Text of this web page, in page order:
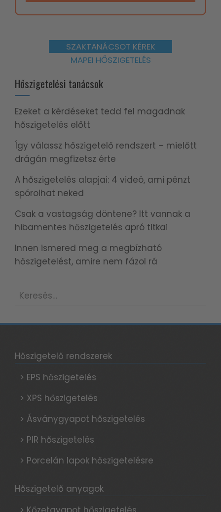
SZAKTANÁCSOT KÉREK
MAPEI HŐSZIGETELÉS
Hőszigetelési tanácsok
Ezeket a kérdéseket tedd fel magadnak
hőszigetelés előtt
Így válassz hőszigetelő rendszert – mielőtt
drágán megfizetsz érte
A hőszigetelés alapjai: 4 videó, ami pénzt
spórolhat neked
Csak a vastagság döntene? Itt vannak a
hibamentes hőszigetelés apró titkai
Innen ismered meg a megbízható
hőszigetelést, amire nem fázol rá
Keresés:
Hőszigetelő rendszerek
> EPS hőszigetelés
> XPS hőszigetelés
> Ásványgyapot hőszigetelés
> PIR hőszigetelés
> Porcelán lapok hőszigetelésre
Hőszigetelő anyagok